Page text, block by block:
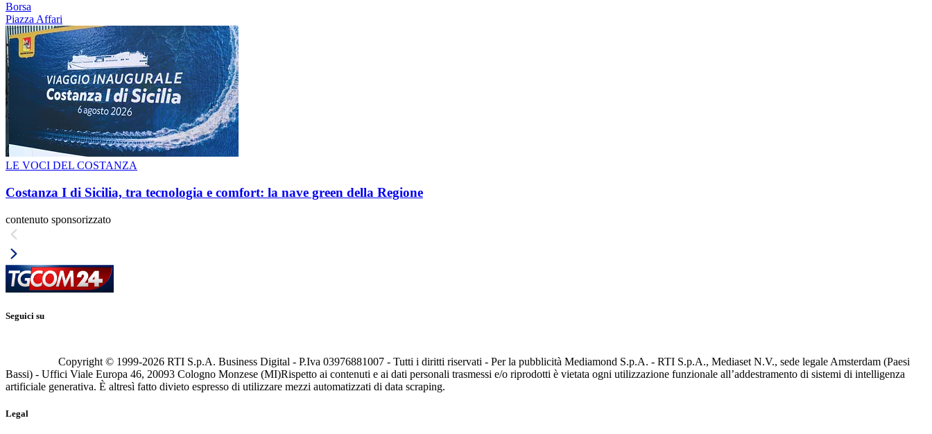
Borsa
Piazza Affari
LE VOCI DEL COSTANZA
Costanza I di Sicilia, tra tecnologia e comfort: la nave green della Regione
contenuto sponsorizzato
Seguici su
Copyright © 1999-2026 RTI S.p.A. Business Digital - P.Iva 03976881007 - Tutti i diritti riservati - Per la pubblicità Mediamond S.p.A. - RTI S.p.A., Mediaset N.V., sede legale Amsterdam (Paesi
Bassi) - Uffici Viale Europa 46, 20093 Cologno Monzese (MI)Rispetto ai contenuti e ai dati personali trasmessi e/o riprodotti è vietata ogni utilizzazione funzionale all’addestramento di sistemi di intelligenza
artificiale generativa. È altresì fatto divieto espresso di utilizzare mezzi automatizzati di data scraping.
Legal